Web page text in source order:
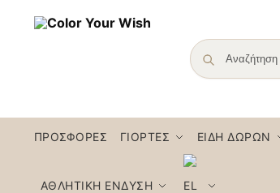
ΠΡΟΣΦΟΡΈΣ ΓΙΟΡΤΈΣ ΕΊΔΗ ΔΏΡΩΝ
ΑΘΛΗΤΙΚΉ ΈΝΔΥΣΗ